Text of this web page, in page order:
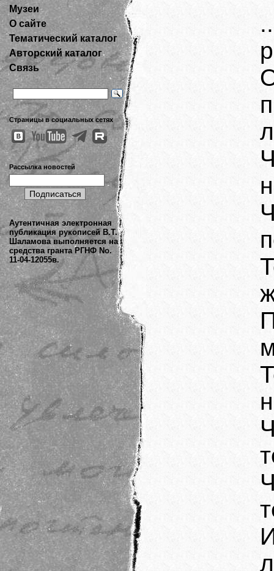
Музеи
О сайте
Тематический каталог
Авторский каталог
Связь
Страницы в социальных сетях
Рассылка новостей
Аутентичная электронная
публикация рукописей В.Т.
Шаламова выполняется на
средства гранта РГНФ No.
11-04-12055в.